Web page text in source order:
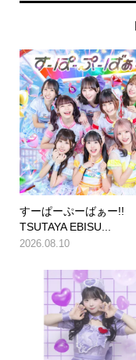
すーぱーぷーばぁー!!
TSUTAYA EBISU...
2026.08.10